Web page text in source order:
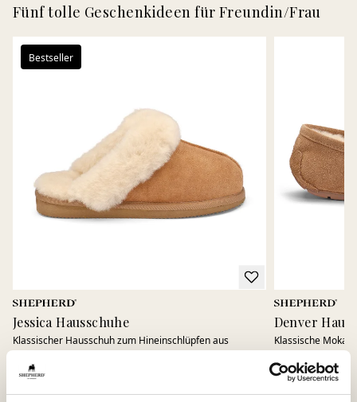
Fünf tolle Geschenkideen für Freundin/Frau
Bestseller
Jessica Hausschuhe
Klassischer Hausschuh zum Hineinschlüpfen aus
weichem Lammfell
150 USD
+6
Denver
Klassische
250 USD